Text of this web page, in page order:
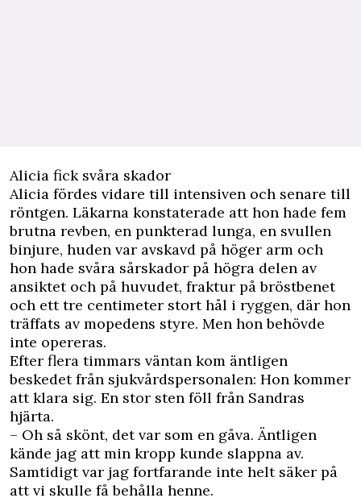
Alicia fick svåra skador
Alicia fördes vidare till intensiven och senare till
röntgen. Läkarna konstaterade att hon hade fem
brutna revben, en punkterad lunga, en svullen
binjure, huden var avskavd på höger arm och
hon hade svåra sårskador på högra delen av
ansiktet och på huvudet, fraktur på bröstbenet
och ett tre centimeter stort hål i ryggen, där hon
träffats av mopedens styre. Men hon behövde
inte opereras.
Efter flera timmars väntan kom äntligen
beskedet från sjukvårdspersonalen: Hon kommer
att klara sig. En stor sten föll från Sandras
hjärta.
– Oh så skönt, det var som en gåva. Äntligen
kände jag att min kropp kunde slappna av.
Samtidigt var jag fortfarande inte helt säker på
att vi skulle få behålla henne.